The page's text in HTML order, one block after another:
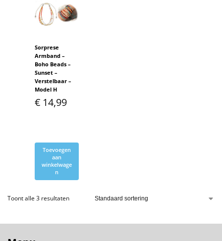
Sorprese
Armband –
Boho Beads –
Sunset –
Verstelbaar –
Model H
€ 14,99
Toevoegen
aan
winkelwage
n
Toont alle 3 resultaten